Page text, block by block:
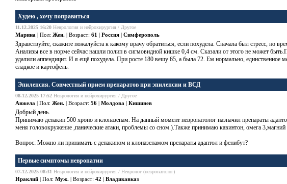
Худею , хочу поправиться
11.12.2025 16:20 Неврология и нейрохирургия / Другое
Марина | Пол: Жен. | Возраст: 61 | Россия | Симферополь
Здравствуйте, скажите пожалуйста к какому врачу обратиться, если похудела. Сначала был стресс, но
Анализы все в норме сейчас нашли полип в сигмовидной кишке 0,4 см. Сказали от этого не может
удалили аппендицит. И я ещё похудела. При росте 180 вешу 65, а была 72. Ем нормально, единственное
сладкое и картофель.
Эпилепсия. Совместный прием препаратов при эпилепсии и ВСД
08.12.2025 17:52 Неврология и нейрохирургия / Другое
Анжела | Пол: Жен. | Возраст: 56 | Молдова | Кишинев
Добрый день.
Принимаю депакин 500 хроно и клоназепам. На данный момент невропатолог назначил препараты
меня головокружение ,панические атаки, проблемы со сном.).Также принимаю кавинтон, омега
Вопрос: Можно ли принимать с депакином и клоназепамом препараты адаптол и фенибут?
Первые симптомы невропатии
07.12.2025 08:31 Неврология и нейрохирургия / Невролог (невропатолог)
Ираклий | Пол: Муж. | Возраст: 42 | Владикавказ